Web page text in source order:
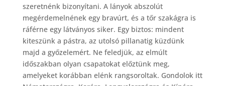
szeretnénk bizonyítani. A lányok abszolút
megérdemelnének egy bravúrt, és a tőr szakágra is
ráférne egy látványos siker. Egy biztos: mindent
kiteszünk a pástra, az utolsó pillanatig küzdünk
majd a győzelemért. Ne feledjük, az elmúlt
időszakban olyan csapatokat előztünk meg,
amelyeket korábban elénk rangsoroltak. Gondolok itt